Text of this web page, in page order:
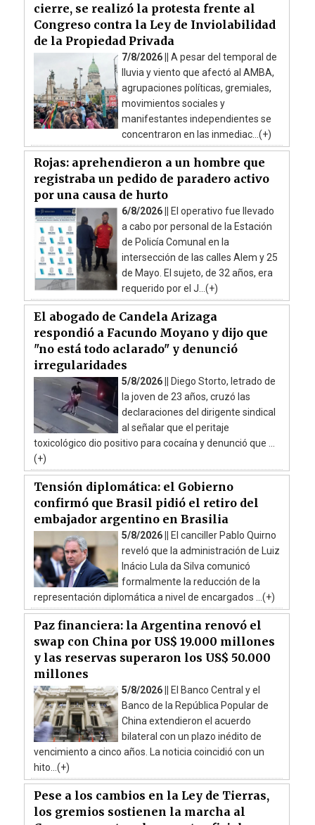
cierre, se realizó la protesta frente al
Congreso contra la Ley de Inviolabilidad
de la Propiedad Privada
7/8/2026 || A pesar del temporal de
lluvia y viento que afectó al AMBA,
agrupaciones políticas, gremiales,
movimientos sociales y
manifestantes independientes se
concentraron en las inmediac...(+)
Rojas: aprehendieron a un hombre que
registraba un pedido de paradero activo
por una causa de hurto
6/8/2026 ||
El operativo fue llevado
a cabo por personal de la Estación
de Policía Comunal en la
intersección de las calles Alem y 25
de Mayo. El sujeto, de 32 años, era
requerido por el J...(+)
El abogado de Candela Arizaga
respondió a Facundo Moyano y dijo que
"no está todo aclarado" y denunció
irregularidades
5/8/2026 ||
Diego Storto, letrado de
la joven de 23 años, cruzó las
declaraciones del dirigente sindical
al señalar que el peritaje
toxicológico dio positivo para cocaína y denunció que ...
(+)
Tensión diplomática: el Gobierno
confirmó que Brasil pidió el retiro del
embajador argentino en Brasilia
5/8/2026 ||
El canciller Pablo Quirno
reveló que la administración de Luiz
Inácio Lula da Silva comunicó
formalmente la reducción de la
representación diplomática a nivel de encargados ...(+)
Paz financiera: la Argentina renovó el
swap con China por US$ 19.000 millones
y las reservas superaron los US$ 50.000
millones
5/8/2026 ||
El Banco Central y el
Banco de la República Popular de
China extendieron el acuerdo
bilateral con un plazo inédito de
vencimiento a cinco años. La noticia coincidió con un
hito...(+)
Pese a los cambios en la Ley de Tierras,
los gremios sostienen la marcha al